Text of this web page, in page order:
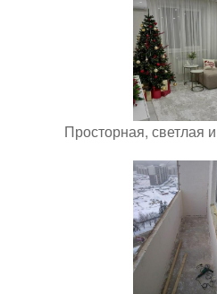
Просторная, светлая